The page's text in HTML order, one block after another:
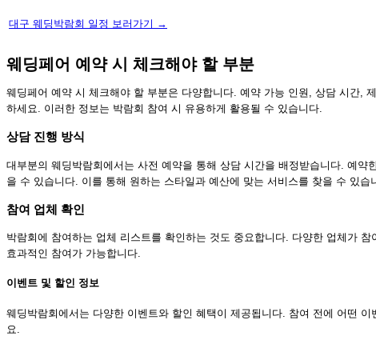
대구 웨딩박람회 일정 보러가기 →
웨딩페어 예약 시 체크해야 할 부분
웨딩페어 예약 시 체크해야 할 부분은 다양합니다. 예약 가능 인원, 상담 시간,
하세요. 이러한 정보는 박람회 참여 시 유용하게 활용될 수 있습니다.
상담 진행 방식
대부분의 웨딩박람회에서는 사전 예약을 통해 상담 시간을 배정받습니다. 예
을 수 있습니다. 이를 통해 원하는 스타일과 예산에 맞는 서비스를 찾을 수 있습
참여 업체 확인
박람회에 참여하는 업체 리스트를 확인하는 것도 중요합니다. 다양한 업체가
효과적인 참여가 가능합니다.
이벤트 및 할인 정보
웨딩박람회에서는 다양한 이벤트와 할인 혜택이 제공됩니다. 참여 전에 어떤
요.